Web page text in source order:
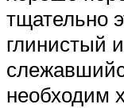
тщательно
глинистый
необходим